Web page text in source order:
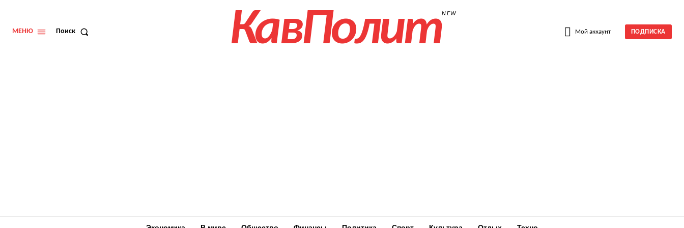
МЕНЮ Поиск КавПолитNEW
Мой аккаунт ПОДПИСКА